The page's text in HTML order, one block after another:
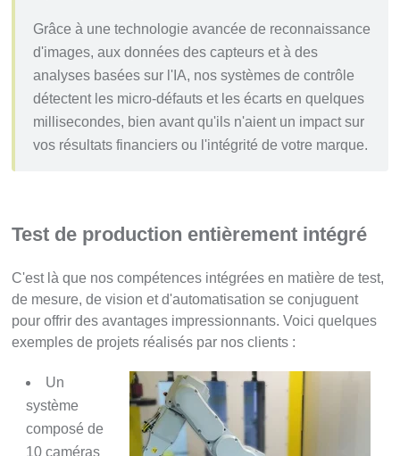
Grâce à une technologie avancée de reconnaissance
d'images, aux données des capteurs et à des
analyses basées sur l'IA, nos systèmes de contrôle
détectent les micro-défauts et les écarts en quelques
millisecondes, bien avant qu'ils n'aient un impact sur
vos résultats financiers ou l'intégrité de votre marque.
Test de production entièrement intégré
C'est là que nos compétences intégrées en matière de test,
de mesure, de vision et d'automatisation se conjuguent
pour offrir des avantages impressionnants. Voici quelques
exemples de projets réalisés par nos clients :
Un
système
composé de
10 caméras